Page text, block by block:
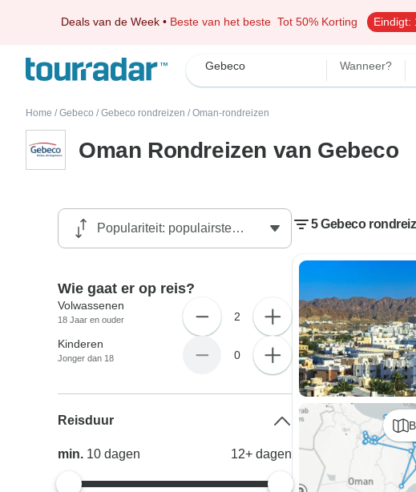
Deals van de Week • Beste van het beste Tot 50% Korting Eindigt:
Gebeco Wanneer?
Home / Gebeco / Gebeco rondreizen / Oman-rondreizen
Oman Rondreizen van Gebeco
5 Gebeco
Wie gaat er op reis?
Volwassenen
18 Jaar en ouder 2
Kinderen
Jonger dan 18 0
Reisduur
min. 10dagen 12+ dagen